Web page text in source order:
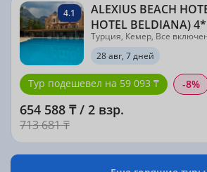
4.1
ALEXIUS BEACH
HOTEL BELDIANA) 4*
Турция, Кемер, Все
28 авг, 7 дней
Тур подешевел на 59 093 ₸ -8%
654 588 ₸ / 2 взр.
713 681 ₸